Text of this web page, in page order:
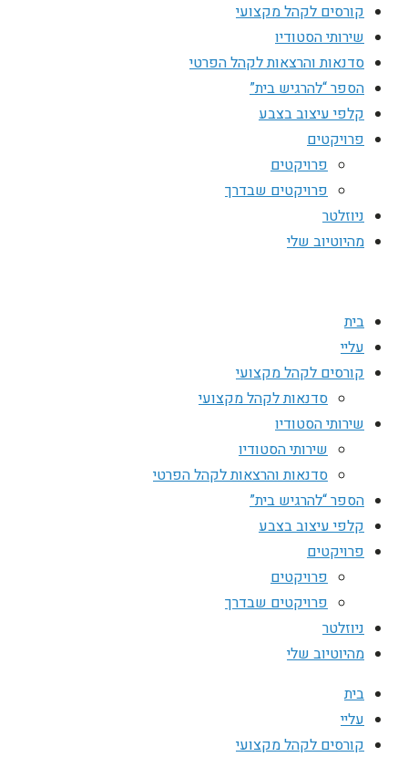
קורסים לקהל מקצועי
שירותי הסטודיו
סדנאות והרצאות לקהל הפרטי
הספר “להרגיש בית”
קלפי עיצוב בצבע
פרויקטים
פרויקטים
פרויקטים שבדרך
ניוזלטר
מהיוטיוב שלי
בית
עליי
קורסים לקהל מקצועי
סדנאות לקהל מקצועי
שירותי הסטודיו
שירותי הסטודיו
סדנאות והרצאות לקהל הפרטי
הספר “להרגיש בית”
קלפי עיצוב בצבע
פרויקטים
פרויקטים
פרויקטים שבדרך
ניוזלטר
מהיוטיוב שלי
בית
עליי
קורסים לקהל מקצועי